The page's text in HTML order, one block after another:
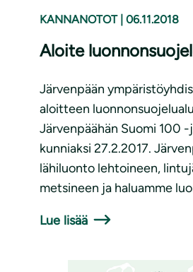
KANNANOTOT 06.11.2018
Aloite
Järvenpään
aloitteen
Järvenpäähän Suomi 100
kunniaksi 27.2.2017.
lähiluonto lehtoineen,
metsineen ja haluamme
Lue lisää